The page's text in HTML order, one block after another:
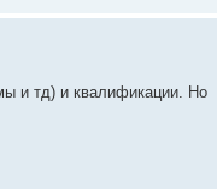
и тд) и квалификации. Но